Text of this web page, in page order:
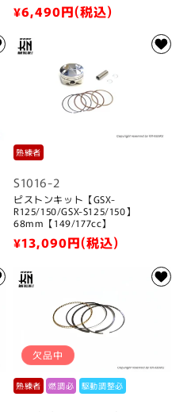
通
価
¥6,490円(税込)
熟練者
S1016-2
ピストンキット【GSX-
R125/150/GSX-S125/150】
68mm【149/177cc】
通
価
¥13,090円(税込)
欠品中
熟練者 燃調必 駆動調整必